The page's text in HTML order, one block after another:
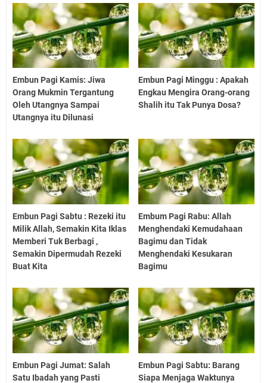
Embun Pagi Kamis: Jiwa
Orang Mukmin Tergantung
Oleh Utangnya Sampai
Utangnya itu Dilunasi
Embun Pagi Minggu : Apakah
Engkau Mengira Orang-orang
Shalih itu Tak Punya Dosa?
Embun Pagi Sabtu : Rezeki itu
Milik Allah, Semakin Kita Iklas
Memberi Tuk Berbagi ,
Semakin Dipermudah Rezeki
Buat Kita
Embum Pagi Rabu: Allah
Menghendaki Kemudahaan
Bagimu dan Tidak
Menghendaki Kesukaran
Bagimu
Embun Pagi Jumat: Salah
Satu Ibadah yang Pasti
Embun Pagi Sabtu: Barang
Siapa Menjaga Waktunya